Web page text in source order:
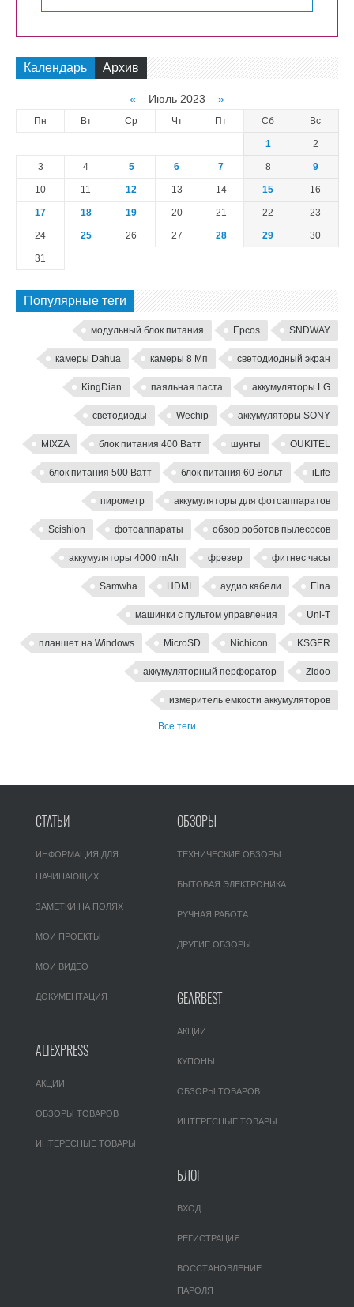
Календарь Архив
« Июль 2023 »
Пн Вт Ср Чт Пт Сб Вс
1 2
3 4 5 6 7 8 9
10 11 12 13 14 15 16
17 18 19 20 21 22 23
24 25 26 27 28 29 30
31
Популярные теги
модульный блок питания Epcos SNDWAY
камеры Dahua камеры 8 Мп светодиодный экран
KingDian паяльная паста аккумуляторы LG
светодиоды Wechip аккумуляторы SONY
MIXZA блок питания 400 Ватт шунты OUKITEL
блок питания 500 Ватт блок питания 60 Вольт iLife
пирометр аккумуляторы для фотоаппаратов
Scishion фотоаппараты обзор роботов пылесосов
аккумуляторы 4000 mAh фрезер фитнес часы
Samwha HDMI аудио кабели Elna
машинки с пультом управления Uni-T
планшет на Windows MicroSD Nichicon KSGER
аккумуляторный перфоратор Zidoo
измеритель емкости аккумуляторов
Все теги
СТАТЬИ
ИНФОРМАЦИЯ ДЛЯ
НАЧИНАЮЩИХ
ЗАМЕТКИ НА ПОЛЯХ
МОИ ПРОЕКТЫ
МОИ ВИДЕО
ДОКУМЕНТАЦИЯ
ОБЗОРЫ
ТЕХНИЧЕСКИЕ ОБЗОРЫ
БЫТОВАЯ ЭЛЕКТРОНИКА
РУЧНАЯ РАБОТА
ДРУГИЕ ОБЗОРЫ
GEARBEST
АКЦИИ
КУПОНЫ
ОБЗОРЫ ТОВАРОВ
ИНТЕРЕСНЫЕ ТОВАРЫ
ALIEXPRESS
АКЦИИ
ОБЗОРЫ ТОВАРОВ
ИНТЕРЕСНЫЕ ТОВАРЫ
БЛОГ
ВХОД
РЕГИСТРАЦИЯ
ВОССТАНОВЛЕНИЕ
ПАРОЛЯ